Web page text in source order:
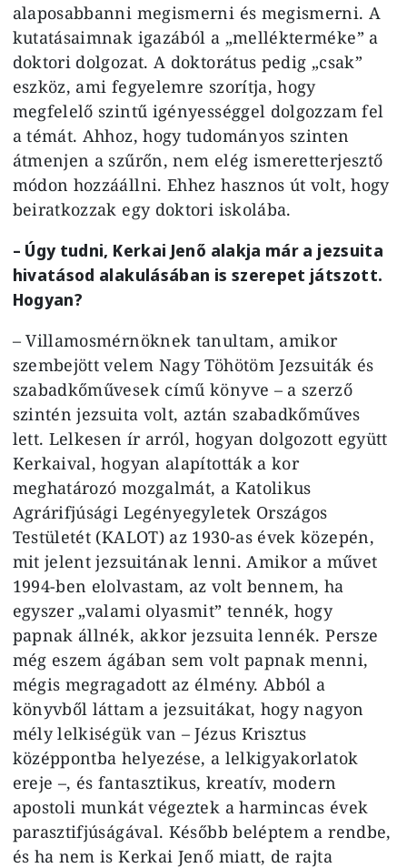
alaposabbanni megismerni és megismerni. A
kutatásaimnak igazából a „mellékterméke” a
doktori dolgozat. A doktorátus pedig „csak”
eszköz, ami fegyelemre szorítja, hogy
megfelelő szintű igényességgel dolgozzam fel
a témát. Ahhoz, hogy tudományos szinten
átmenjen a szűrőn, nem elég ismeretterjesztő
módon hozzáállni. Ehhez hasznos út volt, hogy
beiratkozzak egy doktori iskolába.
– Úgy tudni, Kerkai Jenő alakja már a jezsuita
hivatásod alakulásában is szerepet játszott.
Hogyan?
– Villamosmérnöknek tanultam, amikor
szembejött velem Nagy Töhötöm Jezsuiták és
szabadkőművesek című könyve – a szerző
szintén jezsuita volt, aztán szabadkőműves
lett. Lelkesen ír arról, hogyan dolgozott együtt
Kerkaival, hogyan alapították a kor
meghatározó mozgalmát, a Katolikus
Agrárifjúsági Legényegyletek Országos
Testületét (KALOT) az 1930-as évek közepén,
mit jelent jezsuitának lenni. Amikor a művet
1994-ben elolvastam, az volt bennem, ha
egyszer „valami olyasmit” tennék, hogy
papnak állnék, akkor jezsuita lennék. Persze
még eszem ágában sem volt papnak menni,
mégis megragadott az élmény. Abból a
könyvből láttam a jezsuitákat, hogy nagyon
mély lelkiségük van – Jézus Krisztus
középpontba helyezése, a lelkigyakorlatok
ereje –, és fantasztikus, kreatív, modern
apostoli munkát végeztek a harmincas évek
parasztifjúságával. Később beléptem a rendbe,
és ha nem is Kerkai Jenő miatt, de rajta